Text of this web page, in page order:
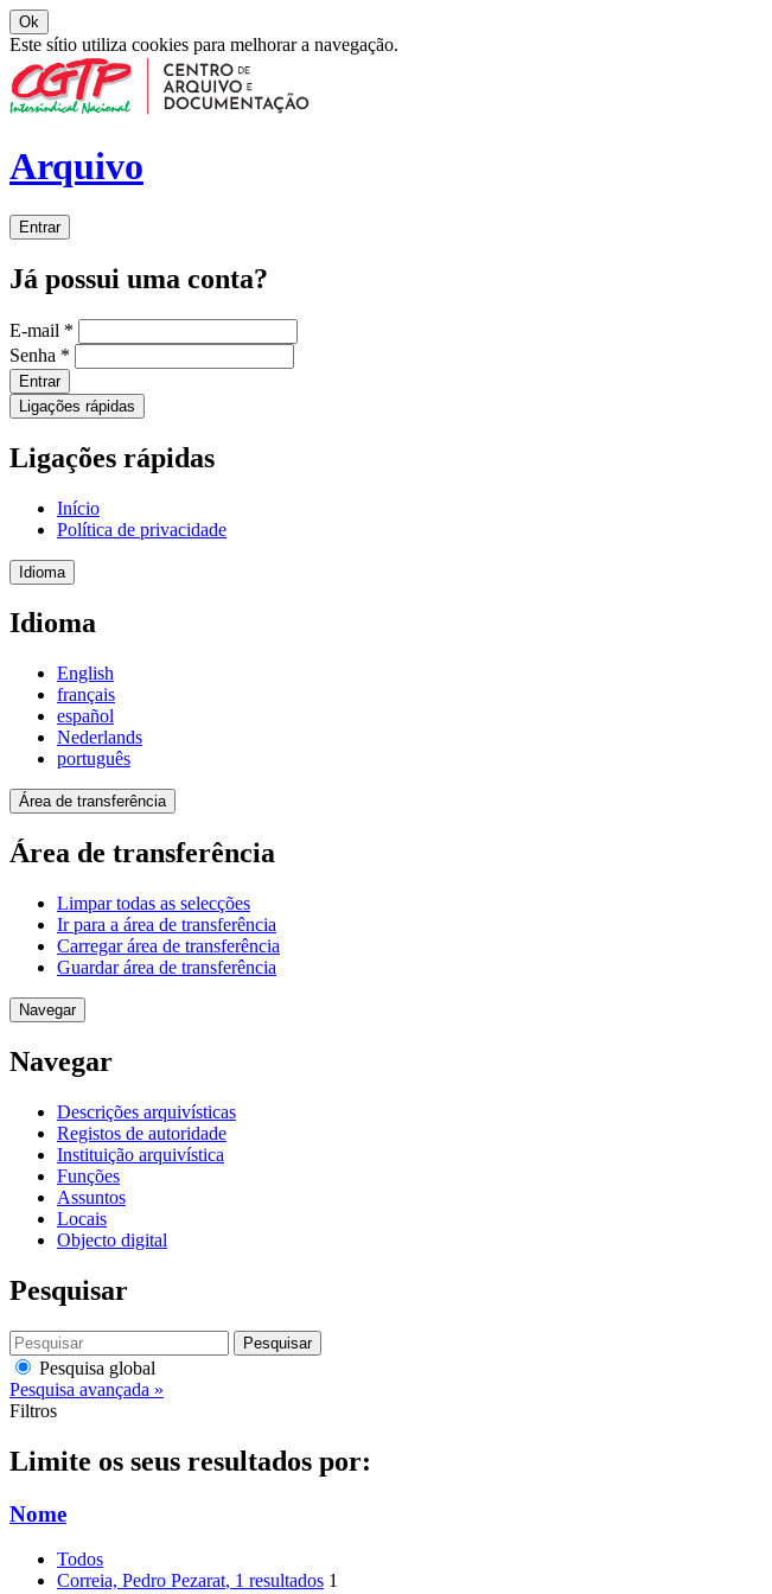
Ok
Este sítio utiliza cookies para melhorar a navegação.
Arquivo
Entrar
Já possui uma conta?
E-mail *
Senha *
Entrar
Ligações rápidas
Ligações rápidas
Início
Política de privacidade
Idioma
Idioma
English
français
español
Nederlands
português
Área de transferência
Área de transferência
Limpar todas as selecções
Ir para a área de transferência
Carregar área de transferência
Guardar área de transferência
Navegar
Navegar
Descrições arquivísticas
Registos de autoridade
Instituição arquivística
Funções
Assuntos
Locais
Objecto digital
Pesquisar
Pesquisar
Pesquisa global
Pesquisa avançada »
Filtros
Limite os seus resultados por:
Nome
Todos
Correia, Pedro Pezarat, 1 resultados 1